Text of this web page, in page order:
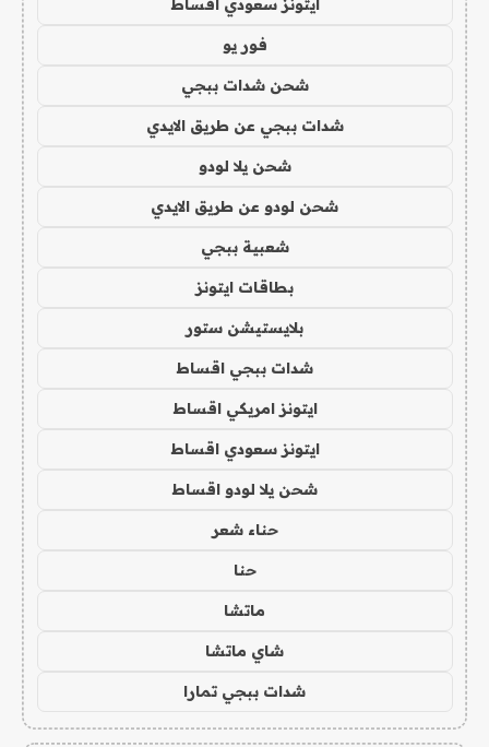
ايتونز سعودي اقساط
فور يو
شحن شدات ببجي
شدات ببجي عن طريق الايدي
شحن يلا لودو
شحن لودو عن طريق الايدي
شعبية ببجي
بطاقات ايتونز
بلايستيشن ستور
شدات ببجي اقساط
ايتونز امريكي اقساط
ايتونز سعودي اقساط
شحن يلا لودو اقساط
حناء شعر
حنا
ماتشا
شاي ماتشا
شدات ببجي تمارا